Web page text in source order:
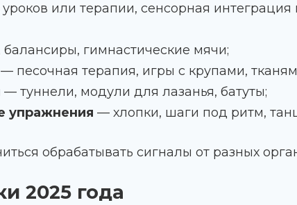
или терапии, сенсорная
гимнастические мячи;
— песочная терапия, игры с крупами,
— туннели, модули для лазанья, батуты;
упражнения — хлопки, шаги под ритм,
обрабатывать сигналы от разных
2025 года